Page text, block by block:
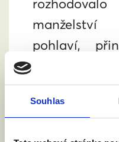
Souhlas
pohlaví,
odhodlání,
republiku